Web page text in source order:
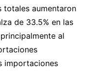
totales aumentaron
de 33.5% en las
al
importaciones